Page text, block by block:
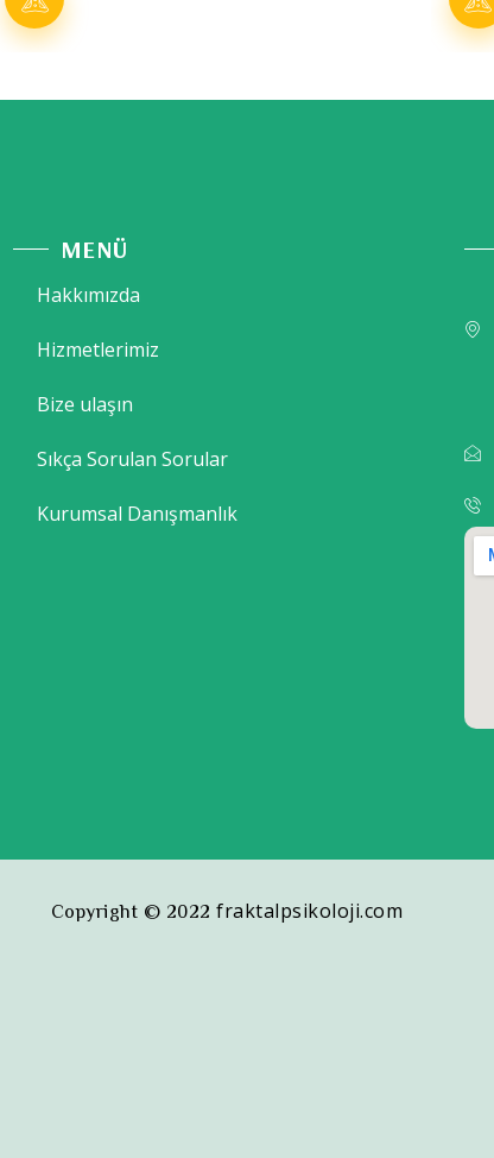
MENÜ
Hakkımızda
Hizmetlerimiz
Bize ulaşın
Sıkça Sorulan Sorular
Kurumsal Danışmanlık
Copyright © 2022 fraktalpsikoloji.com